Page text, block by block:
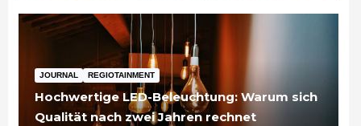
JOURNAL REGIOTAINMENT
Hochwertige LED-Beleuchtung: Warum sich
Qualität nach zwei Jahren rechnet